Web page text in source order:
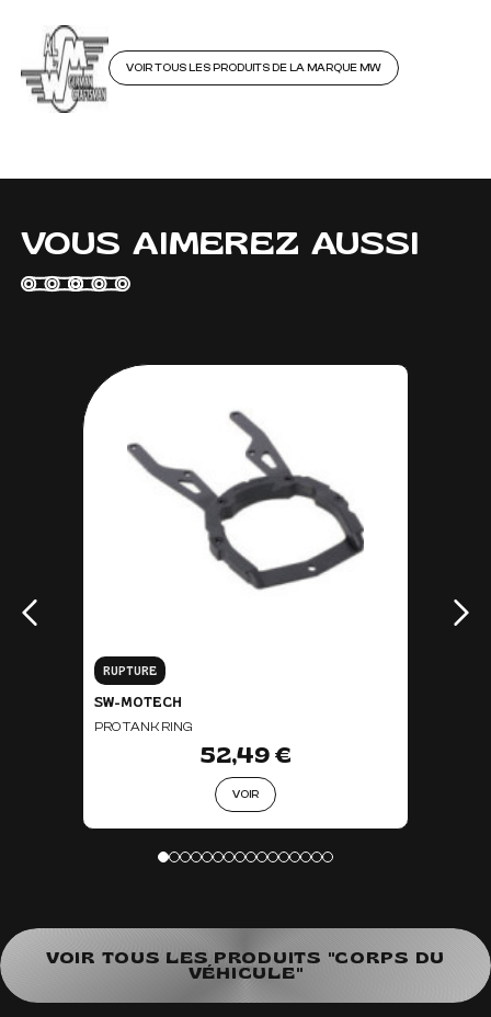
VOIR TOUS LES PRODUITS DE LA MARQUE MW
VOUS AIMEREZ AUSSI
RUPTURE
SW-MOTECH
PRO TANK RING
52,49 €
VOIR
VOIR TOUS LES PRODUITS "CORPS DU
VÉHICULE"